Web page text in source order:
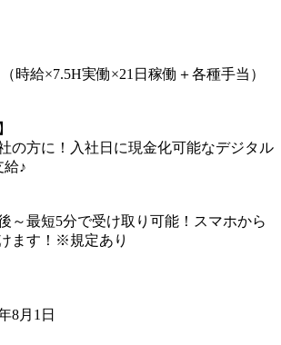
時給×7.5H実働×21日稼働＋各種手当）
の方に！入社日に現金化可能なデジタル
給♪
～最短5分で受け取り可能！スマホから
ます！※規定あり
8月1日